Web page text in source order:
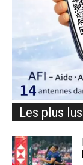
Les plus lus